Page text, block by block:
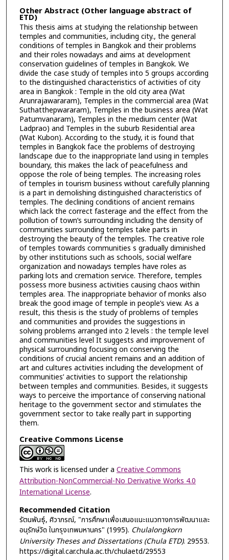
Other Abstract (Other language abstract of
ETD)
This thesis aims at studying the relationship between
temples and communities, including city., the general
conditions of temples in Bangkok and their problems
and their roles nowadays and aims at development
conservation guidelines of temples in Bangkok. We
divide the case study of temples into 5 groups according
to the distinguished characteristics of activities of city
area in Bangkok : Temple in the old city area (Wat
Arunrajawararam), Temples in the commercial area (Wat
Suthatthepwararam), Temples in the business area (Wat
Patumvanaram), Temples in the medium center (Wat
Ladprao) and Temples in the suburb Residential area
(Wat Kubon). According to the study, it is found that
temples in Bangkok face the problems of destroying
landscape due to the inappropriate land using in temples
boundary, this makes the lack of peacefulness and
oppose the role of being temples. The increasing roles
of temples in tourism business without carefully planning
is a part in demolishing distinguished characteristics of
temples. The declining conditions of ancient remains
which lack the correct fasterage and the effect from the
pollution of town’s surrounding including the density of
communities surrounding temples take parts in
destroying the beauty of the temples. The creative role
of temples towards communities s gradually diminished
by other institutions such as schools, social welfare
organization and nowadays temples have roles as
parking lots and cremation service. Therefore, temples
possess more business activities causing chaos within
temples area. The inappropriate behavior of monks also
break the good image of temple in people’s view. As a
result, this thesis is the study of problems of temples
and communities and provides the suggestions in
solving problems arranged into 2 levels : the temple level
and communities level It suggests and improvement of
physical surrounding focusing on conserving the
conditions of crucial ancient remains and an addition of
art and cultures activities including the development of
communities’ activities to support the relationship
between temples and communities. Besides, it suggests
ways to perceive the importance of conserving national
heritage to the government sector and stimulates the
government sector to take really part in supporting
them.
Creative Commons License
This work is licensed under a Creative Commons
Attribution-NonCommercial-No Derivative Works 4.0
International License.
Recommended Citation
รัตนพันธุ์, ศิวาภรณ์, "การศึกษาเพื่อเสนอแนะแนวทางการพัฒนาและ
อนุรักษ์วัด ในกรุงเทพมหานคร" (1995). Chulalongkorn
University Theses and Dissertations (Chula ETD). 29553.
https://digital.car.chula.ac.th/chulaetd/29553